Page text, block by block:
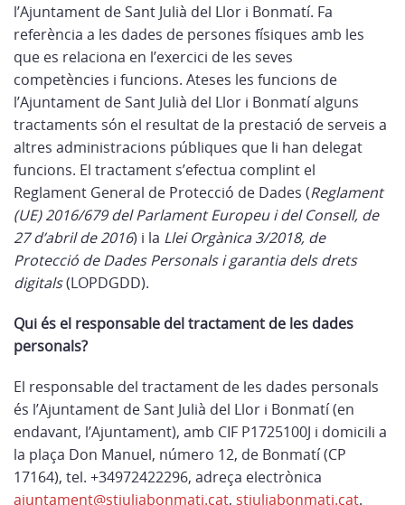
l’Ajuntament de Sant Julià del Llor i Bonmatí. Fa
referència a les dades de persones físiques amb les
que es relaciona en l’exercici de les seves
competències i funcions. Ateses les funcions de
l’Ajuntament de Sant Julià del Llor i Bonmatí alguns
tractaments són el resultat de la prestació de serveis a
altres administracions públiques que li han delegat
funcions. El tractament s’efectua complint el
Reglament General de Protecció de Dades (Reglament
(UE) 2016/679 del Parlament Europeu i del Consell, de
27 d’abril de 2016) i la Llei Orgànica 3/2018, de
Protecció de Dades Personals i garantia dels drets
digitals(LOPDGDD).
Qui és el responsable del tractament de les dades
personals?
El responsable del tractament de les dades personals
és l’Ajuntament de Sant Julià del Llor i Bonmatí (en
endavant, l’Ajuntament), amb CIF P1725100J i domicili a
la plaça Don Manuel, número 12, de Bonmatí (CP
17164), tel. +34972422296, adreça electrònica
ajuntament@stjuliabonmati.cat, stjuliabonmati.cat.